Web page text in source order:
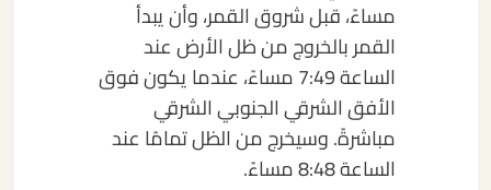
مساءً، قبل شروق القمر، وأن يبدأ
القمر بالخروج من ظل الأرض عند
الساعة 7:49 مساءً، عندما يكون فوق
الأفق الشرقي الجنوبي الشرقي
مباشرةً. وسيخرج من الظل تمامًا عند
الساعة 8:48 مساءً.